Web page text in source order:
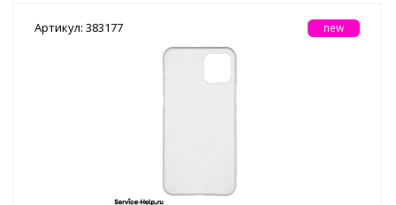
Артикул: 383177 new